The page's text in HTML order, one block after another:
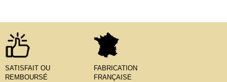
SATISFAIT OU
REMBOURSÉ
FABRICATION
FRANÇAISE